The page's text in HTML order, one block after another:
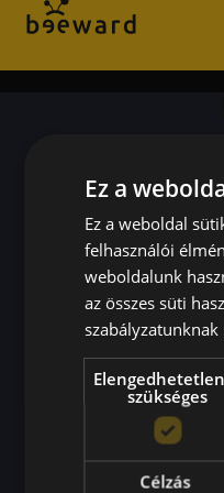
© 2026 Beeward Kft.
7621 Pécs, Kazinczy u. 2.
Ez a
Ez a weboldal
felhasználói
weboldalunk
az összes süti
szükséges
Célzás